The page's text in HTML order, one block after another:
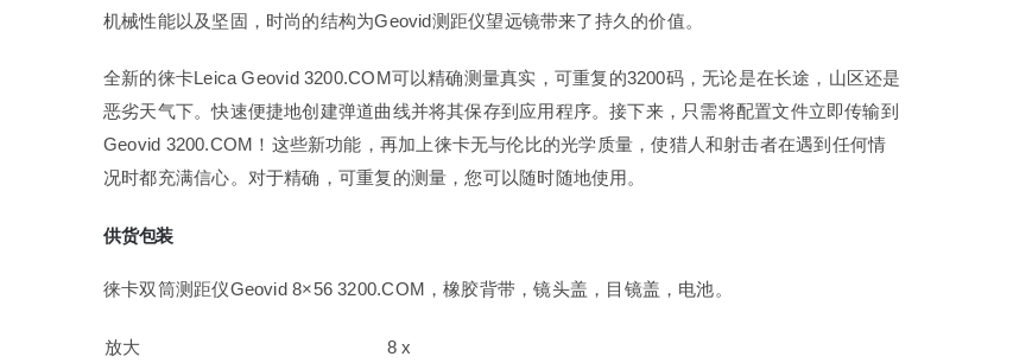
机械性能以及坚固，时尚的结构为Geovid测距仪望远镜带来了持久的价值。
全新的徕卡Leica Geovid 3200.COM可以精确测量真实，可重复的3200码，无论是在长途，山区还是
恶劣天气下。快速便捷地创建弹道曲线并将其保存到应用程序。接下来，只需将配置文件立即传输到
Geovid 3200.COM！这些新功能，再加上徕卡无与伦比的光学质量，使猎人和射击者在遇到任何情
况时都充满信心。对于精确，可重复的测量，您可以随时随地使用。
供货包装
徕卡双筒测距仪Geovid 8×56 3200.COM，橡胶背带，镜头盖，目镜盖，电池。
放大
8 x